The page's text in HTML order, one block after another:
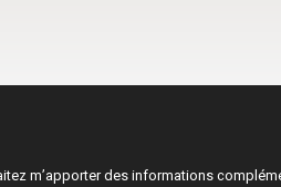
m’apporter des informations